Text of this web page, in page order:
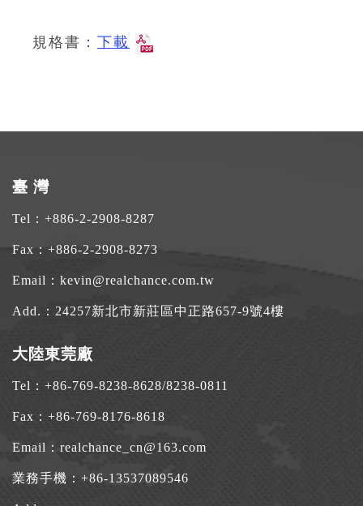
規格書： 下載
臺 灣
Tel： +886-2-2908-8287
Fax：+886-2-2908-8273
Email： kevin@realchance.com.tw
Add.： 24257新北市新莊區中正路657-9號4樓
大陸東莞廠
Tel： +86-769-8238-8628/8238-0811
Fax：+86-769-8176-8618
Email： realchance_cn@163.com
業務手機： +86-13537089546